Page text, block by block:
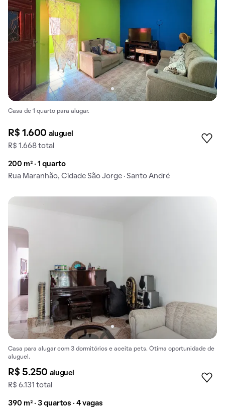
Casa de 1 quarto para alugar.
R$ 1.600 aluguel
R$ 1.668 total
200 m² · 1 quarto
Rua Maranhão, Cidade São Jorge · Santo André
Casa para alugar com 3 dormitórios e aceita pets. Ótima oportunidade de
aluguel.
R$ 5.250 aluguel
R$ 6.131 total
390 m² · 3 quartos · 4 vagas